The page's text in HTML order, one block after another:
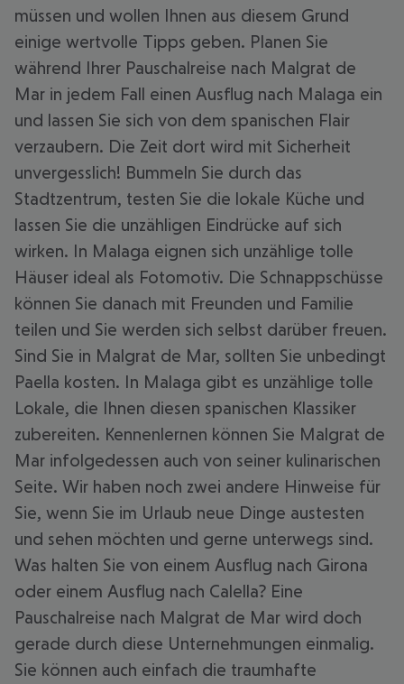
müssen und wollen Ihnen aus diesem Grund
einige wertvolle Tipps geben. Planen Sie
während Ihrer Pauschalreise nach Malgrat de
Mar in jedem Fall einen Ausflug nach Malaga ein
und lassen Sie sich von dem spanischen Flair
verzaubern. Die Zeit dort wird mit Sicherheit
unvergesslich! Bummeln Sie durch das
Stadtzentrum, testen Sie die lokale Küche und
lassen Sie die unzähligen Eindrücke auf sich
wirken. In Malaga eignen sich unzählige tolle
Häuser ideal als Fotomotiv. Die Schnappschüsse
können Sie danach mit Freunden und Familie
teilen und Sie werden sich selbst darüber freuen.
Sind Sie in Malgrat de Mar, sollten Sie unbedingt
Paella kosten. In Malaga gibt es unzählige tolle
Lokale, die Ihnen diesen spanischen Klassiker
zubereiten. Kennenlernen können Sie Malgrat de
Mar infolgedessen auch von seiner kulinarischen
Seite. Wir haben noch zwei andere Hinweise für
Sie, wenn Sie im Urlaub neue Dinge austesten
und sehen möchten und gerne unterwegs sind.
Was halten Sie von einem Ausflug nach Girona
oder einem Ausflug nach Calella? Eine
Pauschalreise nach Malgrat de Mar wird doch
gerade durch diese Unternehmungen einmalig.
Sie können auch einfach die traumhafte